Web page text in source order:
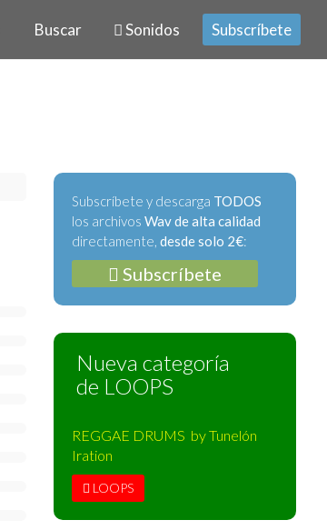
Buscar Sonidos Subscríbete
Subscríbete y descarga TODOS
los archivos Wav de alta calidad
directamente, desde solo 2€:
Subscríbete
Nueva categoría
de LOOPS
REGGAE DRUMS by Tunelón
Iration
LOOPS